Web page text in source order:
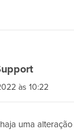
às 10:22
uma